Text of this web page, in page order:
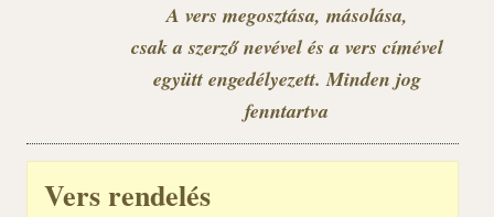
A vers megosztása, másolása,
csak a szerző nevével és a vers címével
együtt engedélyezett. Minden jog
fenntartva
Vers rendelés